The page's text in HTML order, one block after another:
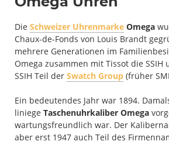
Die Schweizer Uhrenmarke Omega
Chaux-de-Fonds von Louis Brandt
mehrere Generationen im
Omega zusammen mit Tissot die SSIH
SSIH Teil der Swatch Group (früher
Ein bedeutendes Jahr war 1894.
liniege Taschenuhrkaliber Omega
wartungsfreundlich war. Der
aber erst 1947 auch Teil des